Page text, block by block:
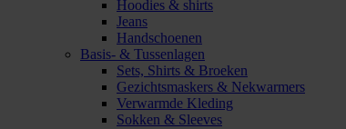
Hoodies & shirts
Jeans
Handschoenen
Basis- & Tussenlagen
Sets, Shirts & Broeken
Gezichtsmaskers & Nekwarmers
Verwarmde Kleding
Sokken & Sleeves